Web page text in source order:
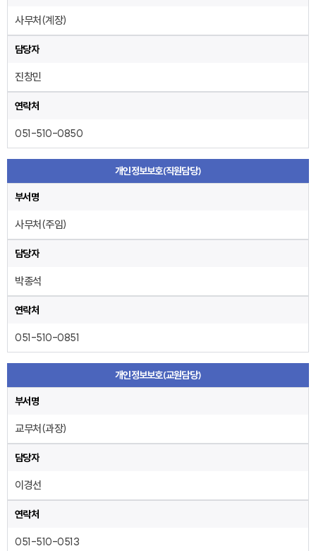
사무처(계장)
담당자
진창민
연락처
051-510-0850
개인정보보호(직원담당)
부서명
사무처(주임)
담당자
박종석
연락처
051-510-0851
개인정보보호(교원담당)
부서명
교무처(과장)
담당자
이경선
연락처
051-510-0513